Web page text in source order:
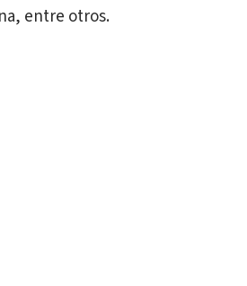
entre otros.